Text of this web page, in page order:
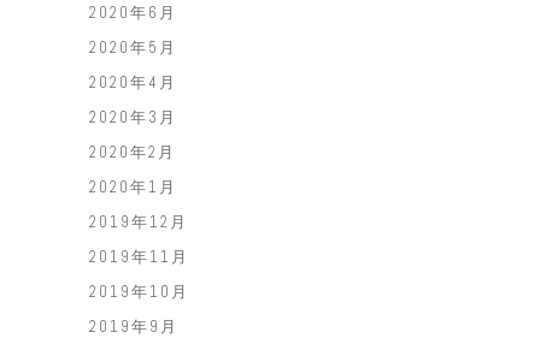
2020年6月
2020年5月
2020年4月
2020年3月
2020年2月
2020年1月
2019年12月
2019年11月
2019年10月
2019年9月